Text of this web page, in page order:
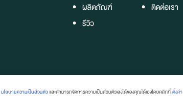
ผลิตภัณฑ์
รีวิว
ติดต่อเรา
นโยบายความเป็นส่วนตัวและสามารถจัดการความเป็นส่วนตัวเองได้ของคุณได้เองโดยคลิกที่ตั้งค่า